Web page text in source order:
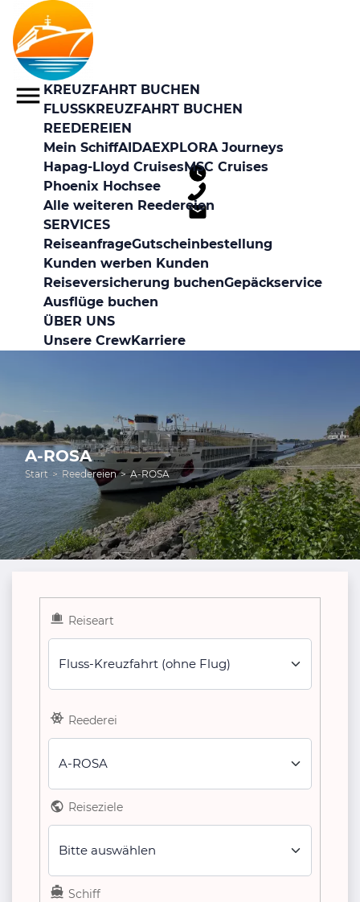
KREUZFAHRT BUCHEN
FLUSSKREUZFAHRT BUCHEN
REEDEREIEN
Mein SchiffAIDAEXPLORA Journeys
Hapag-Lloyd CruisesMSC Cruises
Phoenix Hochsee
Alle weiteren Reedereien
SERVICES
ReiseanfrageGutscheinbestellung
Kunden werben Kunden
Reiseversicherung buchenGepäckservice
Ausflüge buchen
ÜBER UNS
Unsere CrewKarriere
A-ROSA
Start Reedereien A-ROSA
Reiseart
Fluss-Kreuzfahrt (ohne Flug)
Reederei
A-ROSA
Reiseziele
Bitte auswählen
Schiff